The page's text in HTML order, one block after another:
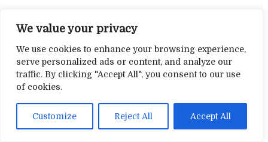
We value your privacy
We use cookies to enhance your browsing experience,
serve personalized ads or content, and analyze our
traffic. By clicking "Accept All", you consent to our use
of cookies.
Customize Reject All Accept All